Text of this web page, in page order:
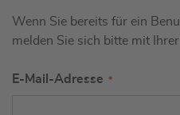
Wenn Sie bereits für ein
melden Sie sich bitte mit
E-Mail-Adresse